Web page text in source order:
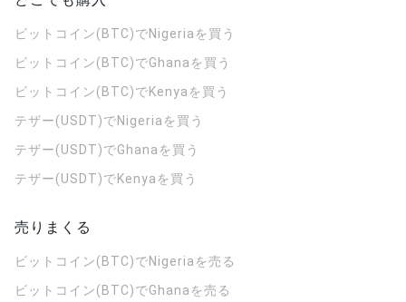
ビットコイン(BTC)でNigeriaを買う
ビットコイン(BTC)でGhanaを買う
ビットコイン(BTC)でKenyaを買う
テザー(USDT)でNigeriaを買う
テザー(USDT)でGhanaを買う
テザー(USDT)でKenyaを買う
売りまくる
ビットコイン(BTC)でNigeriaを売る
ビットコイン(BTC)でGhanaを売る